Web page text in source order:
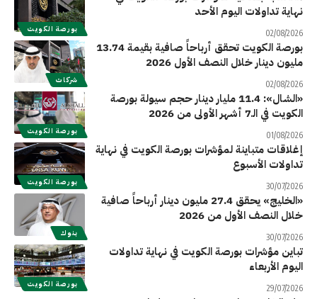
بورصة الكويت
نهاية تداولات اليوم الأحد
02/08/2026
شركات
بورصة الكويت تحقق أرباحاً صافية بقيمة 13.74
مليون دينار خلال النصف الأول 2026
02/08/2026
بورصة الكويت
«الشال»: 11.4 مليار دينار حجم سيولة بورصة
الكويت في الـ7 أشهر الأولى من 2026
01/08/2026
بورصة الكويت
إغلاقات متباينة لمؤشرات بورصة الكويت في نهاية
تداولات الأسبوع
30/07/2026
بنوك
«الخليج» يحقق 27.4 مليون دينار أرباحاً صافية
خلال النصف الأول من 2026
30/07/2026
بورصة الكويت
تباين مؤشرات بورصة الكويت في نهاية تداولات
اليوم الأربعاء
29/07/2026